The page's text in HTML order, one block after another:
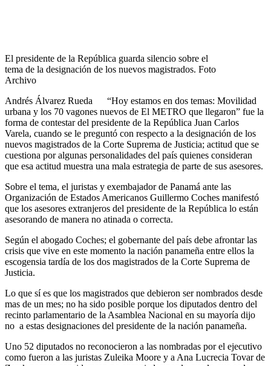
El presidente de la República guarda silencio sobre el
tema de la designación de los nuevos magistrados. Foto
Archivo
Andrés Álvarez Rueda “Hoy estamos en dos temas: Movilidad
urbana y los 70 vagones nuevos de El METRO que llegaron” fue la
forma de contestar del presidente de la República Juan Carlos
Varela, cuando se le preguntó con respecto a la designación de los
nuevos magistrados de la Corte Suprema de Justicia; actitud que se
cuestiona por algunas personalidades del país quienes consideran
que esa actitud muestra una mala estrategia de parte de sus asesores.
Sobre el tema, el juristas y exembajador de Panamá ante las
Organización de Estados Americanos Guillermo Coches manifestó
que los asesores extranjeros del presidente de la República lo están
asesorando de manera no atinada o correcta.
Según el abogado Coches; el gobernante del país debe afrontar las
crisis que vive en este momento la nación panameña entre ellos la
escogensia tardía de los dos magistrados de la Corte Suprema de
Justicia.
Lo que sí es que los magistrados que debieron ser nombrados desde
mas de un mes; no ha sido posible porque los diputados dentro del
recinto parlamentario de la Asamblea Nacional en su mayoría dijo
no a estas designaciones del presidente de la nación panameña.
Uno 52 diputados no reconocieron a las nombradas por el ejecutivo
como fueron a las juristas Zuleika Moore y a Ana Lucrecia Tovar de